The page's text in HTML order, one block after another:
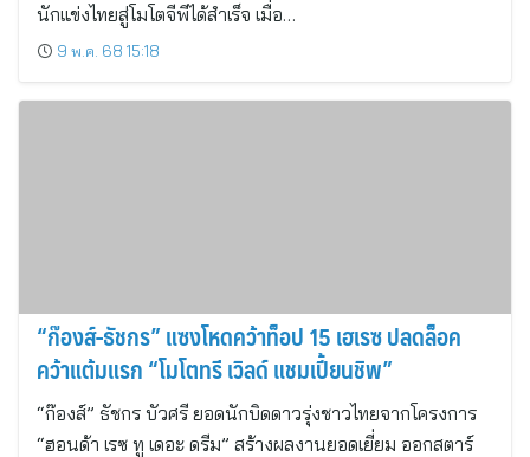
นักแข่งไทยสู่โมโตจีพีได้สำเร็จ เมื่อ…
9 พ.ค. 68 15:18
“ก๊องส์-ธัชกร” แซงโหดคว้าท็อป 15 เฮเรซ ปลดล็อค
คว้าแต้มแรก “โมโตทรี เวิลด์ แชมเปี้ยนชิพ”
“ก๊องส์” ธัชกร บัวศรี ยอดนักบิดดาวรุ่งชาวไทยจากโครงการ
“ฮอนด้า เรซ ทู เดอะ ดรีม” สร้างผลงานยอดเยี่ยม ออกสตาร์